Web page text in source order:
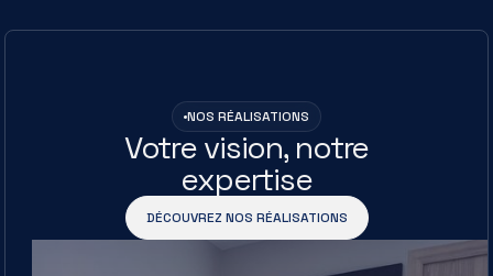
NOS RÉALISATIONS
Votre vision, notre
expertise
DÉCOUVREZ NOS RÉALISATIONS